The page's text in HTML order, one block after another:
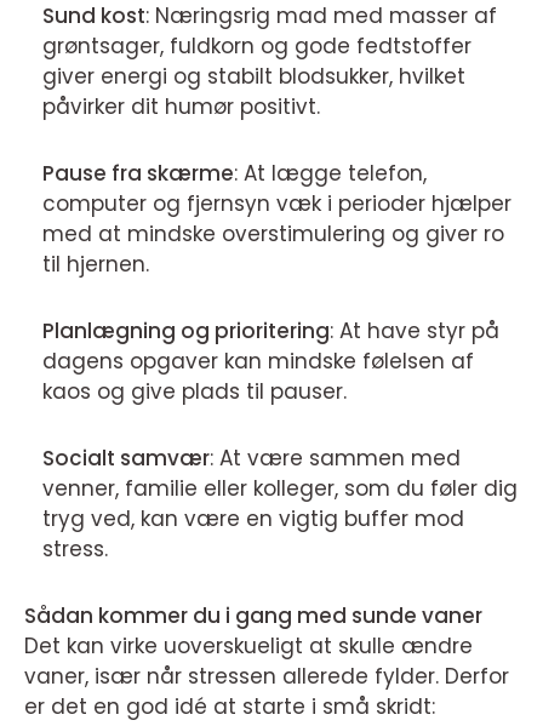
Sund kost: Næringsrig mad med masser af
grøntsager, fuldkorn og gode fedtstoffer
giver energi og stabilt blodsukker, hvilket
påvirker dit humør positivt.
Pause fra skærme: At lægge telefon,
computer og fjernsyn væk i perioder hjælper
med at mindske overstimulering og giver ro
til hjernen.
Planlægning og prioritering: At have styr på
dagens opgaver kan mindske følelsen af
kaos og give plads til pauser.
Socialt samvær: At være sammen med
venner, familie eller kolleger, som du føler dig
tryg ved, kan være en vigtig buffer mod
stress.
Sådan kommer du i gang med sunde vaner
Det kan virke uoverskueligt at skulle ændre
vaner, især når stressen allerede fylder. Derfor
er det en god idé at starte i små skridt: